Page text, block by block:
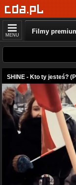
MENU Filmy
SHINE - Kto ty jesteś?